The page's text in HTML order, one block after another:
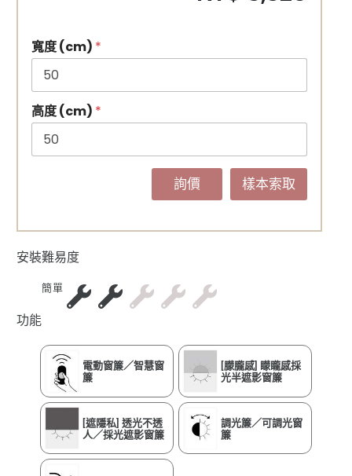
寬度 (cm) *
高度 (cm) *
詢價 樣本索取
安裝難易度
簡單
功能
電動窗簾／智慧窗
簾
[朦朧感] 矇矓感採
光半遮影窗簾
[遮隱私] 透光不透
人／採光遮影窗簾
調光簾／可調光窗
簾